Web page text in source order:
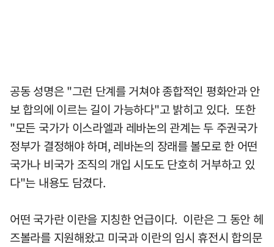
공동 성명은 "그런 단계를 거쳐야 종합적인 평화안과 안
보 합의에 이르는 길이 가능하다"고 밝히고 있다. 또한
"모든 국가가 이스라엘과 레바논의 관계는 두 주권국가
정부가 결정해야 하며, 레바논의 장래를 볼모로 한 어떤
국가나 비국가 조직의 개입 시도도 단호히 거부하고 있
다"는 내용도 담겼다.
어떤 국가란 이란을 지칭한 언급이다. 이란은 그 동안 헤
즈볼라를 지원해왔고 미국과 이란의 임시 휴전시 합의문